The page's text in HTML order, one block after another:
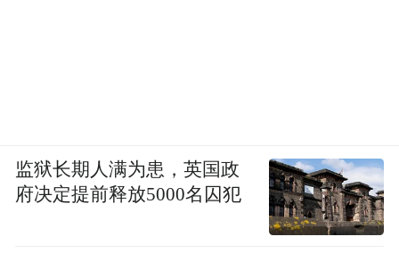
监狱长期人满为患，英国政
府决定提前释放5000名囚犯